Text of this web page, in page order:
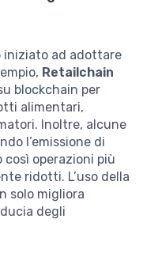
iniziato ad adottare
Retailchain
blockchain per
alimentari,
Inoltre, alcune
l’emissione di
operazioni più
ridotti. L’uso della
solo migliora
degli